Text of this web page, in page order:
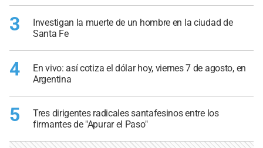
3
Investigan la muerte de un hombre en la ciudad de
Santa Fe
4
En vivo: así cotiza el dólar hoy, viernes 7 de agosto, en
Argentina
5
Tres dirigentes radicales santafesinos entre los
firmantes de "Apurar el Paso"